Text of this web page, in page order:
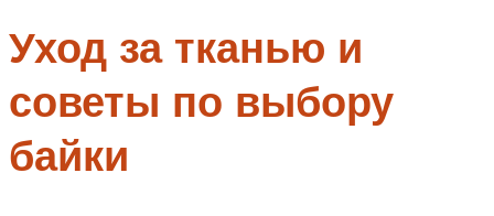
Уход за тканью и
советы по выбору
байки